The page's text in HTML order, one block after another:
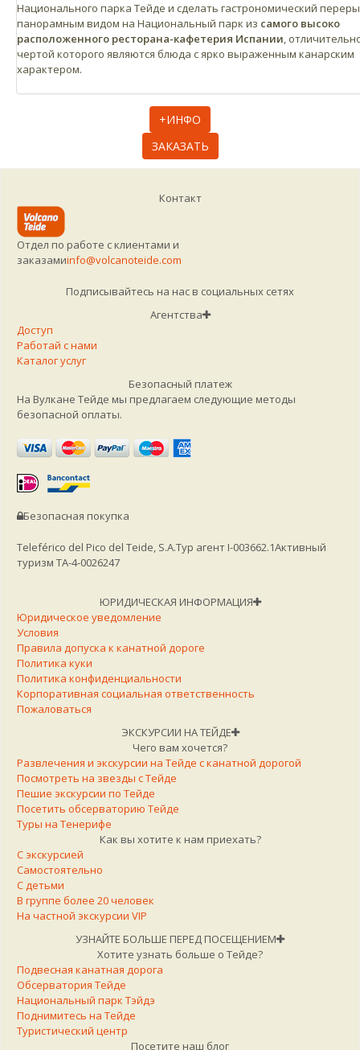
Национального парка Тейде и сделать гастрономический
панорамным видом на Национальный парк из самого высоко
расположенного ресторана-кафетерия Испании,
чертой которого являются блюда с ярко выраженным канарским
характером.
+ИНФО
ЗАКАЗАТЬ
Контакт
Отдел по работе с клиентами и
заказамиinfo@volcanoteide.com
Подписывайтесь на нас в социальных сетях
Агентства
Доступ
Работай с нами
Каталог услуг
Безопасный платеж
На Вулкане Тейде мы предлагаем следующие методы
безопасной оплаты.
Безопасная покупка
Teleférico del Pico del Teide, S.A.Тур агент I-003662.1Активный
туризм TA-4-0026247
ЮРИДИЧЕСКАЯ ИНФОРМАЦИЯ
Юридическое уведомление
Условия
Правила допуска к канатной дороге
Политика куки
Политика конфиденциальности
Корпоративная социальная ответственность
Пожаловаться
ЭКСКУРСИИ НА ТЕЙДЕ
Чего вам хочется?
Развлечения и экскурсии на Тейде с канатной дорогой
Посмотреть на звезды с Тейде
Пешие экскурсии по Тейде
Посетить обсерваторию Тейде
Туры на Тенерифе
Как вы хотите к нам приехать?
С экскурсией
Самостоятельно
С детьми
В группе более 20 человек
На частной экскурсии VIP
УЗНАЙТЕ БОЛЬШЕ ПЕРЕД ПОСЕЩЕНИЕМ
Хотите узнать больше о Тейде?
Подвесная канатная дорога
Обсерватория Тейде
Национальный парк Тэйдэ
Поднимитесь на Тейде
Туристический центр
Посетите наш блог